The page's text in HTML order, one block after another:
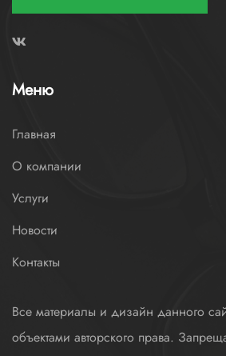
Меню
Главная
О компании
Услуги
Новости
Контакты
Все материалы и дизайн данного
объектами авторского права.